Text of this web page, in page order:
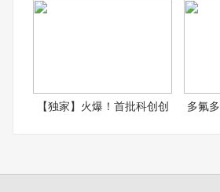
【独家】火爆！首批科创创 多氟